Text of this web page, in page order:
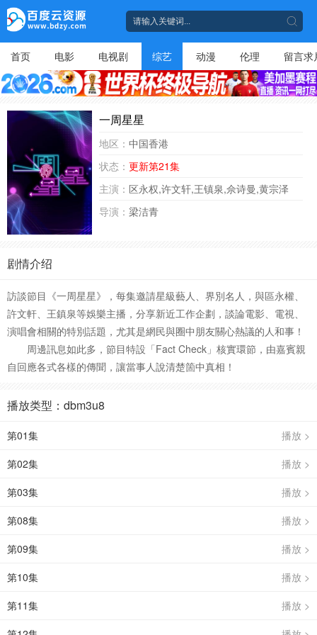
首页 电影 电视剧 综艺 动漫 伦理 留言求
一周星星
地区： 中国香港
状态： 更新第21集
主演： 区永权,许文轩,王镇泉,佘诗曼,黄宗泽
导演： 梁洁青
剧情介绍
訪談節目《一周星星》，每集邀請星級藝人、界別名人，與區永權、
許文軒、王鎮泉等娛樂主播，分享新近工作企劃，談論電影、電視、
演唱會相關的特別話題，尤其是網民與圈中朋友關心熱議的人和事！
周邊訊息如此多，節目特設「Fact Check」核實環節，由嘉賓親
自回應各式各樣的傳聞，讓當事人說清楚箇中真相！
播放类型：dbm3u8
播放 >
第01集
播放 >
第02集
播放 >
第03集
播放 >
第08集
播放 >
第09集
播放 >
第10集
播放 >
第11集